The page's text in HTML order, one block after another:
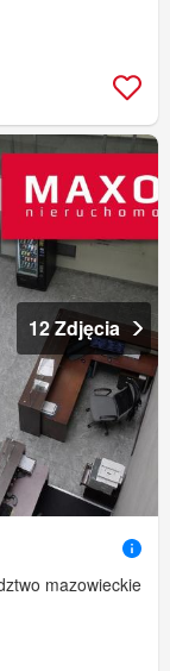
12 Zdjęcia
mazowieckie